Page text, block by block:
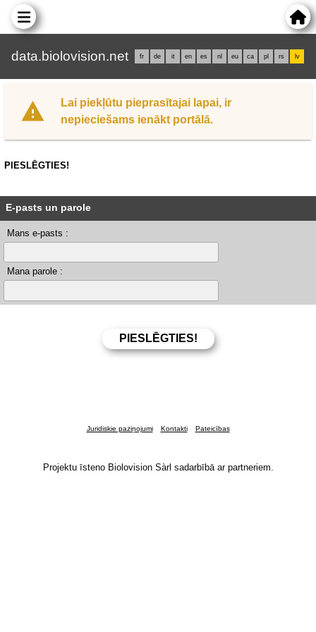
data.biolovision.net fr de it en es nl eu ca pl rs lv
Lai piekļūtu pieprasītajai lapai, ir
nepieciešams ienākt portālā.
PIESLĒGTIES!
E-pasts un parole
Mans e-pasts :
Mana parole :
Juridiskie paziņojumi Kontakti Pateicības
Projektu īsteno Biolovision Sàrl sadarbībā ar partneriem.